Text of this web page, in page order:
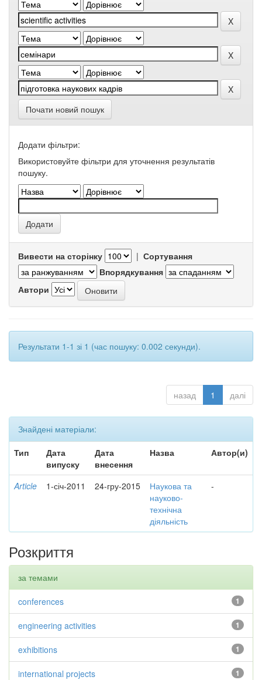
Почати новий пошук
Додати фільтри:
Використовуйте фільтри для уточнення результатів
пошуку.
Вивести на сторінку | Сортування
Впорядкування
Автори
Результати 1-1 зі 1 (час пошуку: 0.002 секунди).
назад 1 далі
Знайдені матеріали:
Тип
Дата
випуску
Дата
внесення
Назва Автор(и)
Article 1-січ-2011 24-гру-2015
Наукова та
науково-
технічна
діяльність
-
Розкриття
за темами
1
conferences
1
engineering activities
1
exhibitions
1
international projects